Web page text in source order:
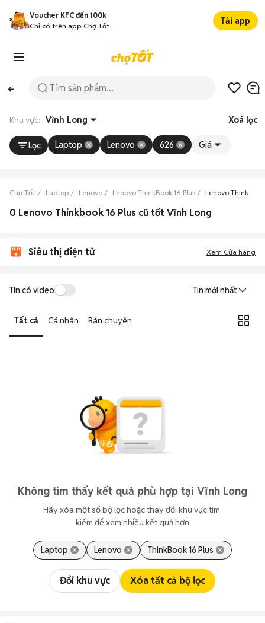
Voucher KFC đến 100k
Chỉ có trên app Chợ Tốt
Tải app
Khu vực: Vĩnh Long Xoá lọc
Lọc Laptop Lenovo 626 Giá
Chợ Tốt Laptop Lenovo Lenovo ThinkBook 16 Plus Lenovo
0 Lenovo Thinkbook 16 Plus cũ tốt Vĩnh Long
Siêu thị điện tử Xem Cửa hàng
Tin có video Tin mới nhất
Tất cả Cá nhân Bán chuyên
Không tìm thấy kết quả phù hợp tại Vĩnh Long
Hãy xóa một số bộ lọc hoặc thay đổi khu vực tìm
kiếm để xem nhiều kết quả hơn
Laptop Lenovo ThinkBook 16 Plus
Đổi khu vực Xóa tất cả bộ lọc